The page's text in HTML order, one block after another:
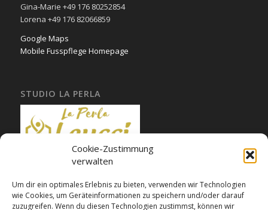
Cookie-Zustimmung
verwalten
Um dir ein optimales Erlebnis zu bieten, verwenden wir Technologien
wie Cookies, um Geräteinformationen zu speichern und/oder darauf
zuzugreifen. Wenn du diesen Technologien zustimmst, können wir
Gina-Marie +49 176 80252854
Lorena +49 176 82066859
Google Maps
Mobile Fusspflege Homepage
STUDIO LA PERLA
Starzend 27
52538 Gangelt